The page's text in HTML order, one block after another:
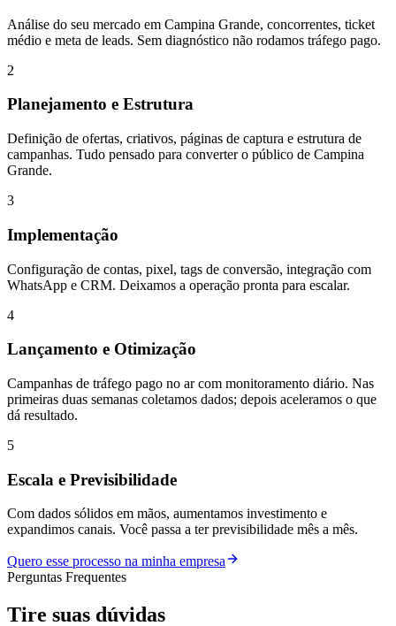
Análise do seu mercado em Campina Grande, concorrentes, ticket
médio e meta de leads. Sem diagnóstico não rodamos tráfego pago.
2
Planejamento e Estrutura
Definição de ofertas, criativos, páginas de captura e estrutura de
campanhas. Tudo pensado para converter o público de Campina
Grande.
3
Implementação
Configuração de contas, pixel, tags de conversão, integração com
WhatsApp e CRM. Deixamos a operação pronta para escalar.
4
Lançamento e Otimização
Campanhas de tráfego pago no ar com monitoramento diário. Nas
primeiras duas semanas coletamos dados; depois aceleramos o que
dá resultado.
5
Escala e Previsibilidade
Com dados sólidos em mãos, aumentamos investimento e
expandimos canais. Você passa a ter previsibilidade mês a mês.
Quero esse processo na minha empresa
Perguntas Frequentes
Tire suas dúvidas